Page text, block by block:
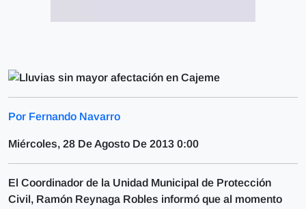
Por Fernando Navarro
Miércoles, 28 De Agosto De 2013 0:00
El Coordinador de la Unidad Municipal de Protección
Civil, Ramón Reynaga Robles informó que al momento